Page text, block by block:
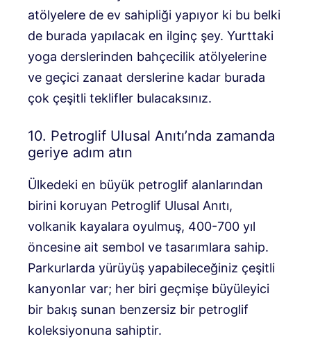
atölyelere de ev sahipliği yapıyor ki bu belki
de burada yapılacak en ilginç şey. Yurttaki
yoga derslerinden bahçecilik atölyelerine
ve geçici zanaat derslerine kadar burada
çok çeşitli teklifler bulacaksınız.
10. Petroglif Ulusal Anıtı’nda zamanda
geriye adım atın
Ülkedeki en büyük petroglif alanlarından
birini koruyan Petroglif Ulusal Anıtı,
volkanik kayalara oyulmuş, 400-700 yıl
öncesine ait sembol ve tasarımlara sahip.
Parkurlarda yürüyüş yapabileceğiniz çeşitli
kanyonlar var; her biri geçmişe büyüleyici
bir bakış sunan benzersiz bir petroglif
koleksiyonuna sahiptir.